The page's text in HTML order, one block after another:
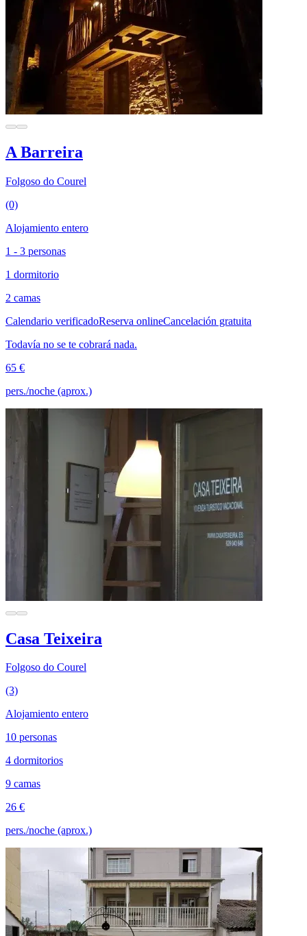
A Barreira
Folgoso do Courel
(0)
Alojamiento entero
1 - 3 personas
1 dormitorio
2 camas
Calendario verificadoReserva onlineCancelación gratuita
Todavía no se te cobrará nada.
65 €
pers./noche (aprox.)
Casa Teixeira
Folgoso do Courel
(3)
Alojamiento entero
10 personas
4 dormitorios
9 camas
26 €
pers./noche (aprox.)